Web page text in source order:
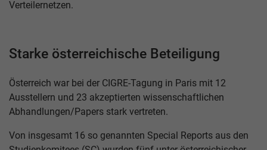
Verteilernetzen.
Starke österreichische Beteiligung
Österreich war bei der CIGRE-Tagung in Paris mit 12
Ausstellern und 23 akzeptierten wissenschaftlichen
Abhandlungen/Papers stark vertreten.
Von insgesamt 16 so genannten Special Reports aus den